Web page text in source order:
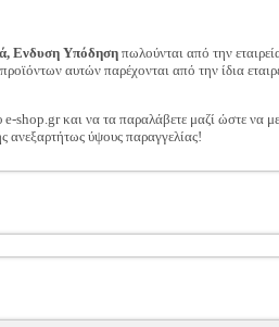
Ενδυση Υπόδηση πωλούνται από την
αυτών παρέχονται από την ίδια
shop.gr και να τα παραλάβετε μαζί ώστε να
ύψους παραγγελίας!